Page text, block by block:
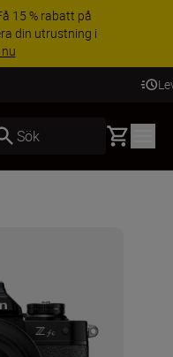
15 % rabatt på
din utrustning i
Sök Basket